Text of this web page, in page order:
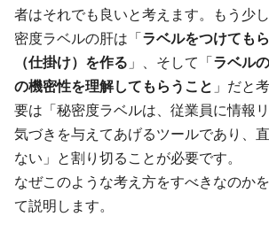
者はそれでも良いと考えます。もう少
密度ラベルの肝は「ラベルをつけても
（仕掛け）を作る 」、そして「ラベル
の機密性を理解してもらうこと 」だと
要は「秘密度ラベルは、従業員に情報
気づきを与えてあげるツールであり、
ない」と割り切ることが必要です。
なぜこのような考え方をすべきなのか
て説明します。